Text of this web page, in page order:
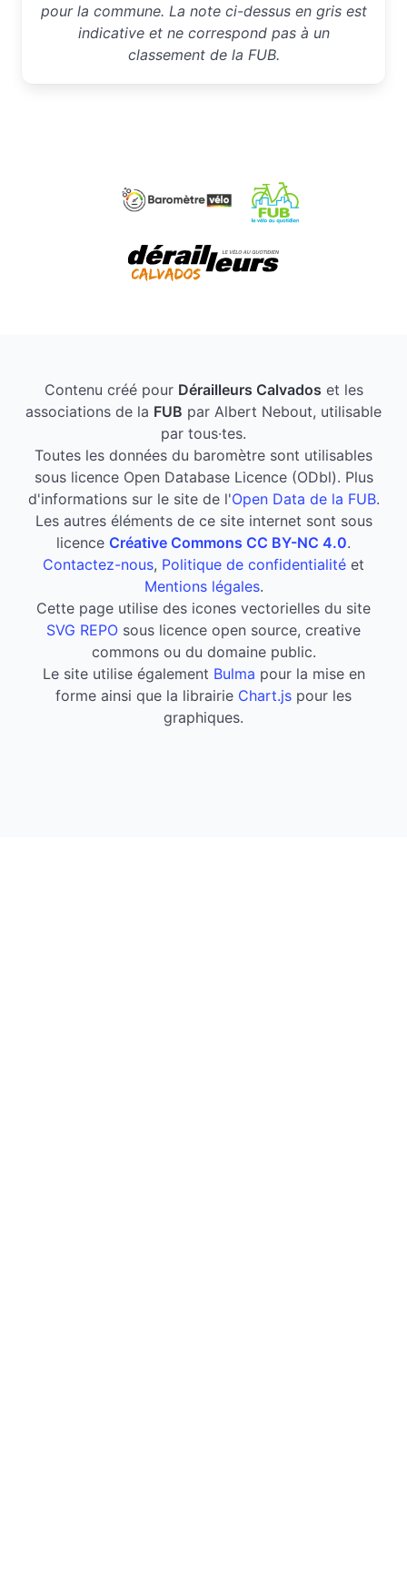
pour la commune. La note ci-dessus en gris est
indicative et ne correspond pas à un
classement de la FUB.
Contenu créé pour Dérailleurs Calvados et les
associations de la FUB par Albert Nebout, utilisable
par tous·tes.
Toutes les données du baromètre sont utilisables
sous licence Open Database Licence (ODbl). Plus
d'informations sur le site de l'Open Data de la FUB.
Les autres éléments de ce site internet sont sous
licence Créative Commons CC BY-NC 4.0.
Contactez-nous, Politique de confidentialité et
Mentions légales.
Cette page utilise des icones vectorielles du site
SVG REPO sous licence open source, creative
commons ou du domaine public.
Le site utilise également Bulma pour la mise en
forme ainsi que la librairie Chart.js pour les
graphiques.